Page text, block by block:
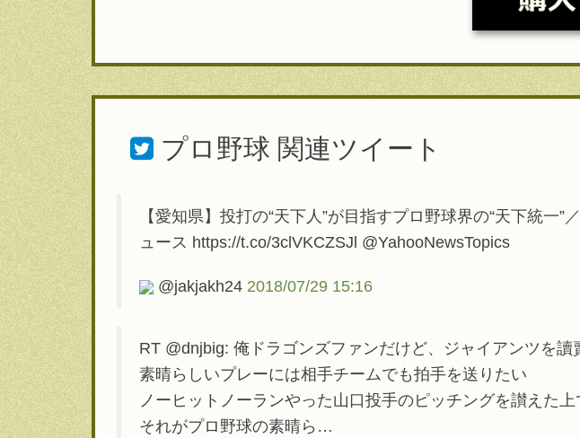
プロ野球 関連ツイート
【愛知県】投打の“天下人”が目指すプロ野球界の“天下統
ュース https://t.co/3clVKCZSJl @YahooNewsTopics
@jakjakh24 2018/07/29 15:16
RT @dnjbig: 俺ドラゴンズファンだけど、ジャイアンツを
素晴らしいプレーには相手チームでも拍手を送りたい
ノーヒットノーランやった山口投手のピッチングを讃えた
それがプロ野球の素晴ら…